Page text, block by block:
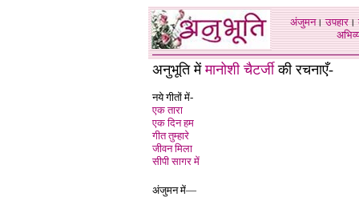
अंजुमन।उपहार।
अनुभूति मेंमानोशी चैटर्जीकी रचनाएँ-
नये गीतों में-
एक तारा
एक दिन हम
गीत तुम्हारे
जीवन मिला
सीपी सागर में
अंजुमन में—